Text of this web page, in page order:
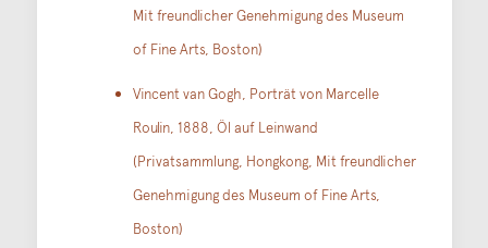
Mit freundlicher Genehmigung des Museum
of Fine Arts, Boston)
Vincent van Gogh, Porträt von Marcelle
Roulin, 1888, Öl auf Leinwand
(Privatsammlung, Hongkong, Mit freundlicher
Genehmigung des Museum of Fine Arts,
Boston)